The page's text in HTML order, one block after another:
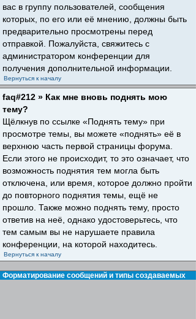
вас в группу пользователей, сообщения
которых, по его или её мнению, должны быть
предварительно просмотрены перед
отправкой. Пожалуйста, свяжитесь с
администратором конференции для
получения дополнительной информации.
Вернуться к началу
faq#212 » Как мне вновь поднять мою
тему?
Щёлкнув по ссылке «Поднять тему» при
просмотре темы, вы можете «поднять» её в
верхнюю часть первой страницы форума.
Если этого не происходит, то это означает, что
возможность поднятия тем могла быть
отключена, или время, которое должно пройти
до повторного поднятия темы, ещё не
прошло. Также можно поднять тему, просто
ответив на неё, однако удостоверьтесь, что
тем самым вы не нарушаете правила
конференции, на которой находитесь.
Вернуться к началу
Форматирование сообщений и типы создаваемых